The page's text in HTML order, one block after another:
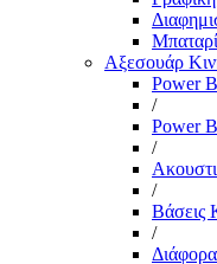
Αξεσουάρ
Power
/
Power
/
/
Βάσεις
/